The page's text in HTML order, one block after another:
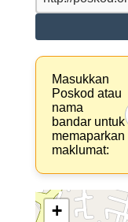
Masukkan
Poskod atau
nama
bandar untuk
memaparkan
maklumat:
+